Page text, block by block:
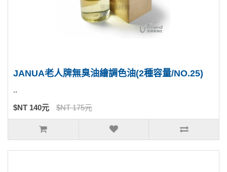
JANUA老人牌無臭油繪調色油(2種容量/NO.25)
..
$NT 140元 $NT 175元